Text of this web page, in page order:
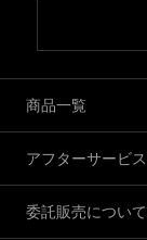
商品一覧
アフターサービス
委託販売について